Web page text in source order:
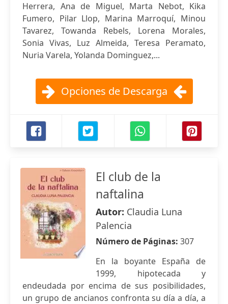
Herrera, Ana de Miguel, Marta Nebot, Kika
Fumero, Pilar Llop, Marina Marroquí, Minou
Tavarez, Towanda Rebels, Lorena Morales,
Sonia Vivas, Luz Almeida, Teresa Peramato,
Nuria Varela, Yolanda Dominguez,...
Opciones de Descarga
El club de la
naftalina
Autor: Claudia Luna
Palencia
Número de Páginas: 307
En la boyante España de
1999, hipotecada y
endeudada por encima de sus posibilidades,
un grupo de ancianos confronta su día a día, a